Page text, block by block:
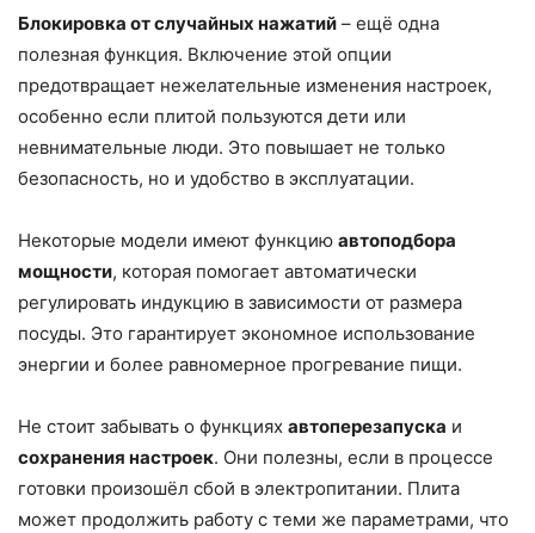
Блокировка от случайных нажатий – ещё одна
полезная функция. Включение этой опции
предотвращает нежелательные изменения настроек,
особенно если плитой пользуются дети или
невнимательные люди. Это повышает не только
безопасность, но и удобство в эксплуатации.
Некоторые модели имеют функцию автоподбора
мощности, которая помогает автоматически
регулировать индукцию в зависимости от размера
посуды. Это гарантирует экономное использование
энергии и более равномерное прогревание пищи.
Не стоит забывать о функциях автоперезапуска и
сохранения настроек. Они полезны, если в процессе
готовки произошёл сбой в электропитании. Плита
может продолжить работу с теми же параметрами, что